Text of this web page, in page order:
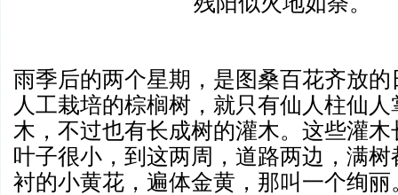
雨季后的两个星期，是图桑百花齐放
人工栽培的棕榈树，就只有仙人柱仙
木，不过也有长成树的灌木。这些灌
叶子很小，到这两周，道路两边，满
衬的小黄花，遍体金黄，那叫一个绚